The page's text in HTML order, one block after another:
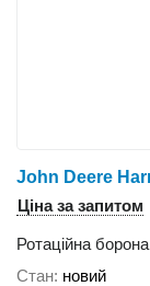
Ціна за запитом
Ротаційна борона
Стан новий